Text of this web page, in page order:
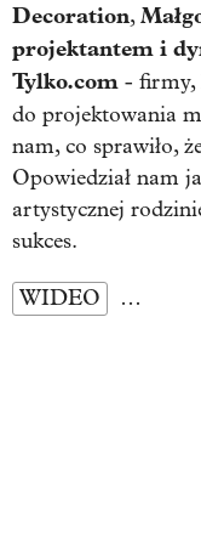
Decoration,
projektantem i
Tylko.com - firmy,
do projektowania
nam, co sprawiło,
Opowiedział nam
artystycznej
sukces.
WIDEO …